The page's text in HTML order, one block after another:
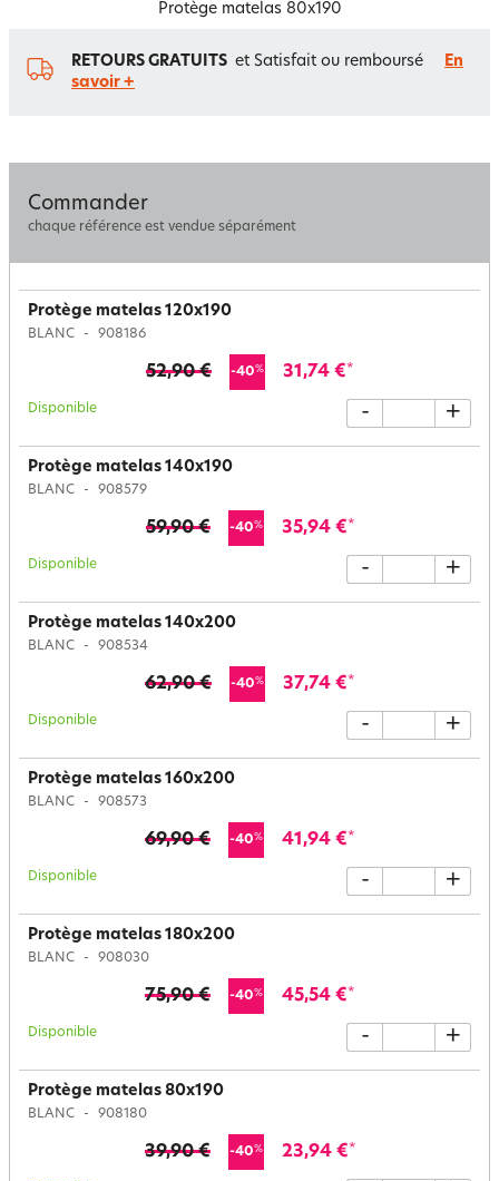
Protège matelas 80x190
RETOURS GRATUITS et Satisfait ou remboursé
En
savoir +
Commander
chaque référence est vendue séparément
Protège matelas 120x190
BLANC 908186
52,90 € -40% 31,74 €*
Disponible - +
Protège matelas 140x190
BLANC 908579
59,90 € -40% 35,94 €*
Disponible - +
Protège matelas 140x200
BLANC 908534
62,90 € -40% 37,74 €*
Disponible - +
Protège matelas 160x200
BLANC 908573
69,90 € -40% 41,94 €*
Disponible - +
Protège matelas 180x200
BLANC 908030
75,90 € -40% 45,54 €*
Disponible - +
Protège matelas 80x190
BLANC 908180
39,90 € -40% 23,94 €*